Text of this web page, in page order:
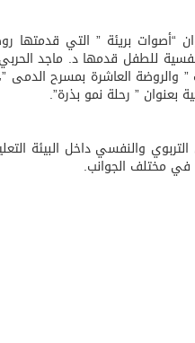
“أصوات بريئة ” التي قدمتها
العاشرة بمسرح الدمى
بعنوان ” رحلة نمو بذرة”.
والنفسي داخل البيئة
في مختلف الجوانب.